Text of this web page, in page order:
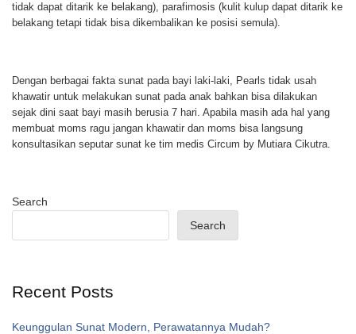
tidak dapat ditarik ke belakang), parafimosis (kulit kulup dapat ditarik ke
belakang tetapi tidak bisa dikembalikan ke posisi semula).
Dengan berbagai fakta sunat pada bayi laki-laki, Pearls tidak usah
khawatir untuk melakukan sunat pada anak bahkan bisa dilakukan
sejak dini saat bayi masih berusia 7 hari. Apabila masih ada hal yang
membuat moms ragu jangan khawatir dan moms bisa langsung
konsultasikan seputar sunat ke tim medis Circum by Mutiara Cikutra.
Search
Search
Recent Posts
Keunggulan Sunat Modern, Perawatannya Mudah?